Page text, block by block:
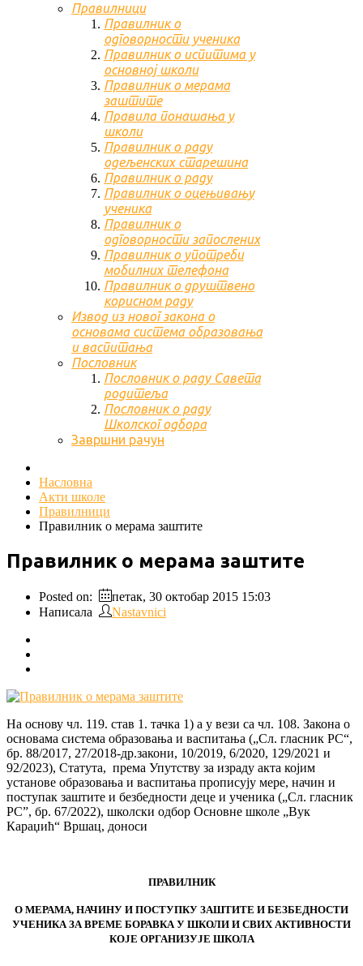
Правилници
Правилник о
одговорности ученика
Правилник о испитима у
основној школи
Правилник о мерама
заштите
Правила понашања у
школи
Правилник о раду
одељенских старешина
Правилник о раду
Правилник о оцењивању
ученика
Правилник о
одговорности запослених
Правилник о употреби
мобилних телефона
Правилник о друштвено
корисном раду
Извод из новог закона о
основама система образовања
и васпитања
Пословник
Пословник о раду Савета
родитеља
Пословник о раду
Школског одбора
Завршни рачун
Насловна
Акти школе
Правилници
Правилник о мерама заштите
Правилник о мерама заштите
Posted on:
петак, 30 октобар 2015 15:03
Написала
Nastavnici
На основу чл. 119. став 1. тачка 1) а у вези са чл. 108. Закона о
основама система образовања и васпитања („Сл. гласник РС“,
бр. 88/2017, 27/2018-др.закони, 10/2019, 6/2020, 129/2021 и
92/2023), Статута, према Упутству за израду акта којим
установе образовања и васпитања прописују мере, начин и
поступак заштите и безбедности деце и ученика („Сл. гласник
РС”, бр. 67/2022), школски одбор Основне школе „Вук
Караџић“ Вршац, доноси
ПРАВИЛНИК
О МЕРАМА, НАЧИНУ И ПОСТУПКУ ЗАШТИТЕ И БЕЗБЕДНОСТИ
УЧЕНИКА ЗА ВРЕМЕ БОРАВКА У ШКОЛИ И СВИХ АКТИВНОСТИ
КОЈЕ ОРГАНИЗУЈЕ ШКОЛА